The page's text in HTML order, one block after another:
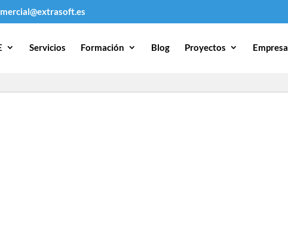
Servicios Formación Blog Proyectos Empresa